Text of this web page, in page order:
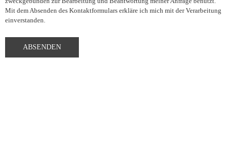
Mit dem Absenden des Kontaktformulars erkläre ich mich mit der Verarbeitung
einverstanden.